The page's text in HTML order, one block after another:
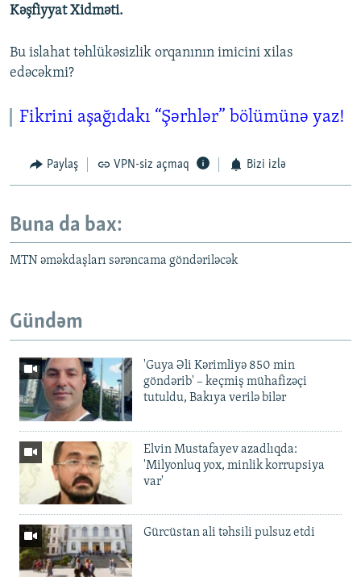
Kəşfiyyat Xidməti.
Bu islahat təhlükəsizlik orqanının imicini xilas
edəcəkmi?
Fikrini aşağıdakı “Şərhlər” bölümünə yaz!
Paylaş VPN-siz açmaq Bizi izlə
Buna da bax:
MTN əməkdaşları sərəncama göndəriləcək
Gündəm
'Guya Əli Kərimliyə 850 min
göndərib' – keçmiş mühafizəçi
tutuldu, Bakıya verilə bilər
Elvin Mustafayev azadlıqda:
'Milyonluq yox, minlik korrupsiya
var'
Gürcüstan ali təhsili pulsuz etdi